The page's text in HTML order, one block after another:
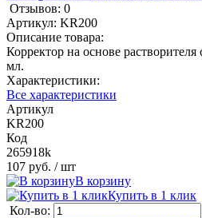
Отзывов: 0
Артикул: KR200
Описание товара:
Корректор на основе
мл.
Характеристики:
Все характеристики
Артикул
KR200
Код
265918k
107 руб. / шт
В корзину
Купить в 1 клик
Кол-во: